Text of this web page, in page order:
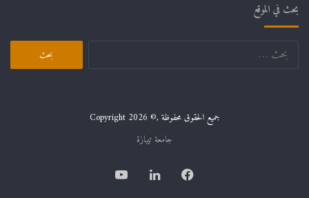
بحث في الموقع
البحث
جميع الحقوق محفوظة ,© Copyright 2026
جامعة تيبازة
فيسبوكلينكدإن يوتيوب